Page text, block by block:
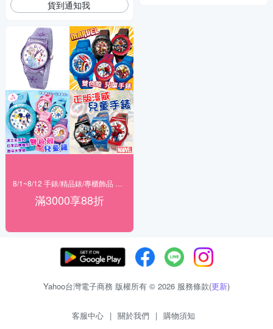
貨到通知我
滿3000享88折
Yahoo台灣電子商務 版權所有 © 2026 服務條款(更新)
客服中心 | 關於我們 | 購物須知